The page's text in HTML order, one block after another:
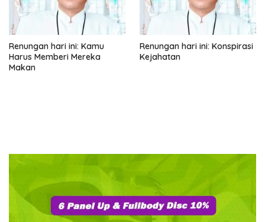
Renungan hari ini: Kamu
Harus Memberi Mereka
Makan
Renungan hari ini: Konspirasi
Kejahatan